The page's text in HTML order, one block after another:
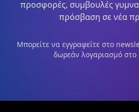
προσφορές, συμβουλές
πρόσβαση σε νέα
Μπορείτε να εγγραφείτε στο
δωρεάν λογαριασμό